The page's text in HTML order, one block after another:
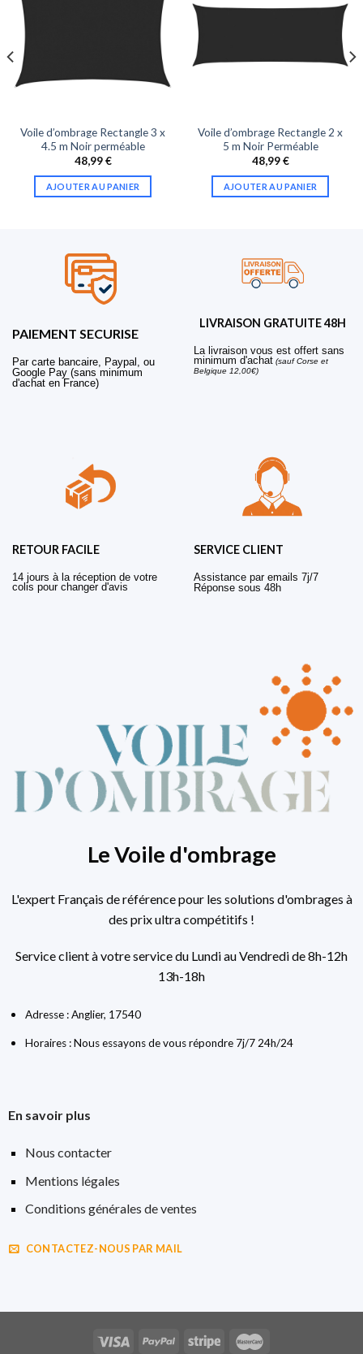
Voile d’ombrage Rectangle 3 x
4.5 m Noir perméable
48,99€
AJOUTER AU PANIER
Voile d’ombrage Rectangle 2 x
5 m Noir Perméable
48,99€
AJOUTER AU PANIER
PAIEMENT SECURISE
Par carte bancaire, Paypal, ou
Google Pay (sans minimum
d'achat en France)
LIVRAISON GRATUITE 48H
La livraison vous est offert sans
minimum d'achat (sauf Corse et
Belgique 12,00€)
RETOUR FACILE
14 jours à la réception de votre
colis pour changer d'avis
SERVICE CLIENT
Assistance par emails 7j/7
Réponse sous 48h
Le Voile d'ombrage
L'expert Français de référence pour les solutions d'ombrages à
des prix ultra compétitifs !
Service client à votre service du Lundi au Vendredi de 8h-12h
13h-18h
Adresse : Anglier, 17540
Horaires : Nous essayons de vous répondre 7j/7 24h/24
En savoir plus
Nous contacter
Mentions légales
Conditions générales de ventes
CONTACTEZ-NOUS PAR MAIL